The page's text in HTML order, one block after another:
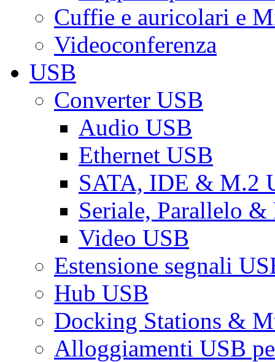
Cuffie e auricolari e
Videoconferenza
USB
Converter USB
Audio USB
Ethernet USB
SATA, IDE & M.2
Seriale, Parallelo &
Video USB
Estensione segnali
Hub USB
Docking Stations &
Alloggiamenti USB